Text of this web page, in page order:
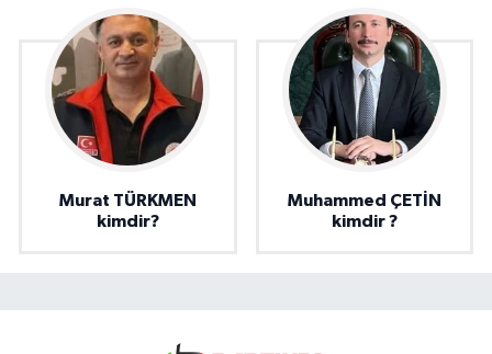
Murat TÜRKMEN
kimdir?
Muhammed ÇETİN
kimdir ?